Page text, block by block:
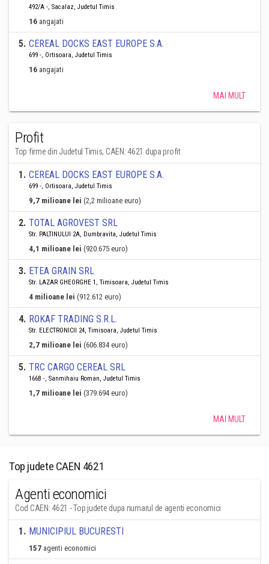
492/A -, Sacalaz, Judetul Timis
16 angajati
5. CEREAL DOCKS EAST EUROPE S.A.
699 -, Ortisoara, Judetul Timis
16 angajati
MAI MULT
Profit
Top firme din Judetul Timis, CAEN: 4621 dupa profit
1. CEREAL DOCKS EAST EUROPE S.A.
699 -, Ortisoara, Judetul Timis
9,7 milioane lei (2,2 milioane euro)
2. TOTAL AGROVEST SRL
Str. PALTINULUI 2A, Dumbravita, Judetul Timis
4,1 milioane lei (920.675 euro)
3. ETEA GRAIN SRL
Str. LAZAR GHEORGHE 1, Timisoara, Judetul Timis
4 milioane lei (912.612 euro)
4. ROKAF TRADING S.R.L.
Str. ELECTRONICII 24, Timisoara, Judetul Timis
2,7 milioane lei (606.834 euro)
5. TRC CARGO CEREAL SRL
166B -, Sanmihaiu Roman, Judetul Timis
1,7 milioane lei (379.694 euro)
MAI MULT
Top judete CAEN 4621
Agenti economici
Cod CAEN: 4621 - Top judete dupa numarul de agenti economici
1. MUNICIPIUL BUCURESTI
157 agenti economici